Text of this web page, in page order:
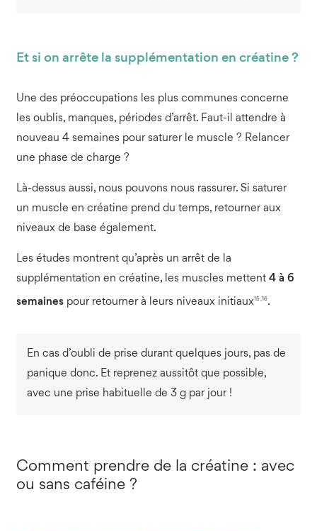
Et si on arrête la supplémentation en créatine ?
Une des préoccupations les plus communes concerne
les oublis, manques, périodes d’arrêt. Faut-il attendre à
nouveau 4 semaines pour saturer le muscle ? Relancer
une phase de charge ?
Là-dessus aussi, nous pouvons nous rassurer. Si saturer
un muscle en créatine prend du temps, retourner aux
niveaux de base également.
Les études montrent qu’après un arrêt de la
supplémentation en créatine, les muscles mettent 4 à 6
semainespour retourner à leurs niveaux initiaux15 ,16.
En cas d’oubli de prise durant quelques jours, pas de
panique donc. Et reprenez aussitôt que possible,
avec une prise habituelle de 3 g par jour !
Comment prendre de la créatine : avec
ou sans caféine ?